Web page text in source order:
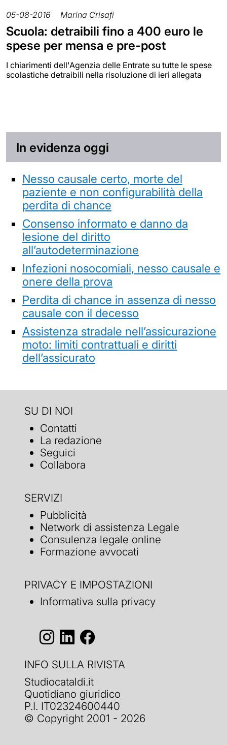
05-08-2016 Marina Crisafi
Scuola: detraibili fino a 400 euro le
spese per mensa e pre-post
I chiarimenti dell'Agenzia delle Entrate su tutte le spese
scolastiche detraibili nella risoluzione di ieri allegata
In evidenza oggi
Nesso causale certo, morte del
paziente e non configurabilità della
perdita di chance
Consenso informato e danno da
lesione del diritto
all’autodeterminazione
Infezioni nosocomiali, nesso causale e
onere della prova
Perdita di chance in assenza di nesso
causale con il decesso
Assistenza stradale nell’assicurazione
moto: limiti contrattuali e diritti
dell’assicurato
SU DI NOI
Contatti
La redazione
Seguici
Collabora
SERVIZI
Pubblicità
Network di assistenza Legale
Consulenza legale online
Formazione avvocati
PRIVACY E IMPOSTAZIONI
Informativa sulla privacy
INFO SULLA RIVISTA
Studiocataldi.it
Quotidiano giuridico
P.I. IT02324600440
© Copyright 2001 - 2026